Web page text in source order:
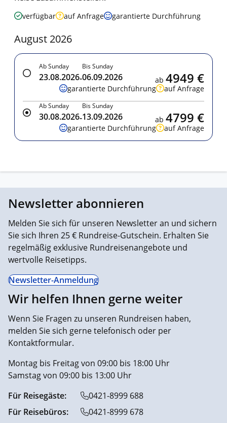
verfügbar auf Anfrage garantierte Durchführung
August 2026
Ab Sunday
23.08.2026-
Bis Sunday
06.09.2026
garantierte Durchführung auf Anfrage
ab 4949 €
Ab Sunday
30.08.2026-
Bis Sunday
13.09.2026
garantierte Durchführung auf Anfrage
ab 4799 €
Newsletter abonnieren
Melden Sie sich für unseren Newsletter an und sichern
Sie sich Ihren 25 € Rundreise-Gutschein. Erhalten Sie
regelmäßig exklusive Rundreisenangebote und
wertvolle Reisetipps.
Newsletter-Anmeldung
Wir helfen Ihnen gerne weiter
Wenn Sie Fragen zu unseren Rundreisen haben,
melden Sie sich gerne telefonisch oder per
Kontaktformular.
Montag bis Freitag von 09:00 bis 18:00 Uhr
Samstag von 09:00 bis 13:00 Uhr
Für Reisegäste:
0421-8999 688
Für Reisebüros:
0421-8999 678